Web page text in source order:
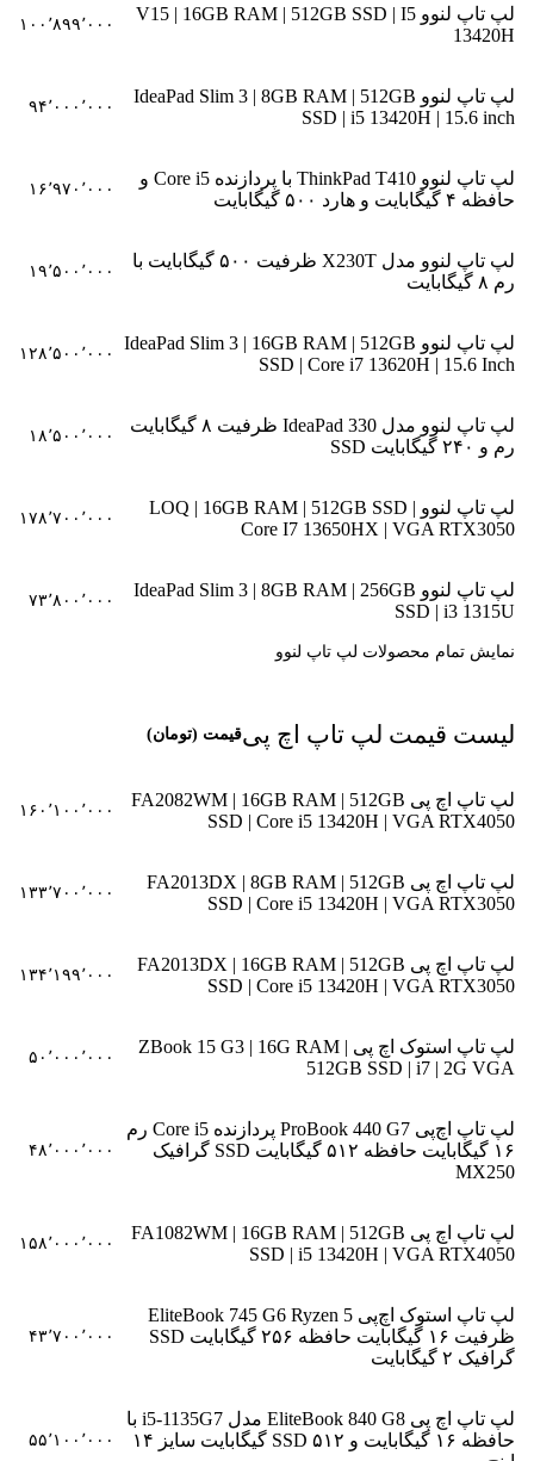
لپ تاپ لنوو V15 | 16GB RAM | 512GB SSD | I5
13420H
۱۰۰٬۸۹۹٬۰۰۰
لپ تاپ لنوو IdeaPad Slim 3 | 8GB RAM | 512GB
SSD | i5 13420H | 15.6 inch
۹۴٬۰۰۰٬۰۰۰
لپ تاپ لنوو ThinkPad T410 با پردازنده Core i5 و
حافظه ۴ گیگابایت و هارد ۵۰۰ گیگابایت
۱۶٬۹۷۰٬۰۰۰
لپ تاپ لنوو مدل X230T ظرفیت ۵۰۰ گیگابایت با
رم ۸ گیگابایت
۱۹٬۵۰۰٬۰۰۰
لپ تاپ لنوو IdeaPad Slim 3 | 16GB RAM | 512GB
SSD | Core i7 13620H | 15.6 Inch
۱۲۸٬۵۰۰٬۰۰۰
لپ تاپ لنوو مدل IdeaPad 330 ظرفیت ۸ گیگابایت
رم و ۲۴۰ گیگابایت SSD
۱۸٬۵۰۰٬۰۰۰
لپ تاپ لنوو LOQ | 16GB RAM | 512GB SSD |
Core I7 13650HX | VGA RTX3050
۱۷۸٬۷۰۰٬۰۰۰
لپ تاپ لنوو IdeaPad Slim 3 | 8GB RAM | 256GB
SSD | i3 1315U
۷۳٬۸۰۰٬۰۰۰
نمایش تمام محصولات لپ تاپ لنوو
لیست قیمت لپ تاپ اچ‌ پیقیمت (تومان)
لپ تاپ اچ پی FA2082WM | 16GB RAM | 512GB
SSD | Core i5 13420H | VGA RTX4050
۱۶۰٬۱۰۰٬۰۰۰
لپ تاپ اچ پی FA2013DX | 8GB RAM | 512GB
SSD | Core i5 13420H | VGA RTX3050
۱۳۳٬۷۰۰٬۰۰۰
لپ تاپ اچ پی FA2013DX | 16GB RAM | 512GB
SSD | Core i5 13420H | VGA RTX3050
۱۳۴٬۱۹۹٬۰۰۰
لپ تاپ استوک اچ پی ZBook 15 G3 | 16G RAM |
512GB SSD | i7 | 2G VGA
۵۰٬۰۰۰٬۰۰۰
لپ تاپ اچ‌پی ProBook 440 G7 پردازنده Core i5 رم
۱۶ گیگابایت حافظه ۵۱۲ گیگابایت SSD گرافیک
MX250
۴۸٬۰۰۰٬۰۰۰
لپ تاپ اچ پی FA1082WM | 16GB RAM | 512GB
SSD | i5 13420H | VGA RTX4050
۱۵۸٬۰۰۰٬۰۰۰
لپ تاپ استوک اچ‌پی EliteBook 745 G6 Ryzen 5
ظرفیت ۱۶ گیگابایت حافظه ۲۵۶ گیگابایت SSD
گرافیک ۲ گیگابایت
۴۳٬۷۰۰٬۰۰۰
لپ تاپ اچ پی EliteBook 840 G8 مدل i5-1135G7 با
حافظه ۱۶ گیگابایت و SSD ۵۱۲ گیگابایت سایز ۱۴
۵۵٬۱۰۰٬۰۰۰